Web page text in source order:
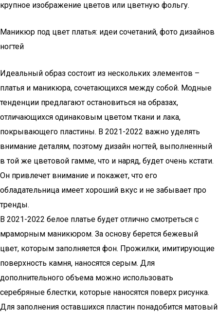
крупное изображение цветов или цветную фольгу.
Маникюр под цвет платья: идеи сочетаний, фото дизайнов
ногтей
Идеальный образ состоит из нескольких элементов –
платья и маникюра, сочетающихся между собой. Модные
тенденции предлагают остановиться на образах,
отличающихся одинаковым цветом ткани и лака,
покрывающего пластины. В 2021-2022 важно уделять
внимание деталям, поэтому дизайн ногтей, выполненный
в той же цветовой гамме, что и наряд, будет очень кстати.
Он привлечет внимание и покажет, что его
обладательница имеет хороший вкус и не забывает про
тренды.
В 2021-2022 белое платье будет отлично смотреться с
мраморным маникюром. За основу берется бежевый
цвет, которым заполняется фон. Прожилки, имитирующие
поверхность камня, наносятся серым. Для
дополнительного объема можно использовать
серебряные блестки, которые наносятся поверх рисунка.
Для заполнения оставшихся пластин понадобится матовый